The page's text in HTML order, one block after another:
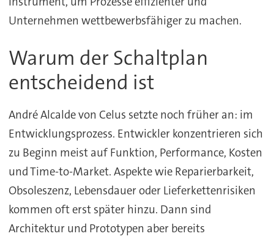
Unternehmen wettbewerbsfähiger zu machen.
Warum der Schaltplan
entscheidend ist
André Alcalde von Celus setzte noch früher an: im
Entwicklungsprozess. Entwickler konzentrieren sich
zu Beginn meist auf Funktion, Performance, Kosten
und Time-to-Market. Aspekte wie Reparierbarkeit,
Obsoleszenz, Lebensdauer oder Lieferkettenrisiken
kommen oft erst später hinzu. Dann sind
Architektur und Prototypen aber bereits